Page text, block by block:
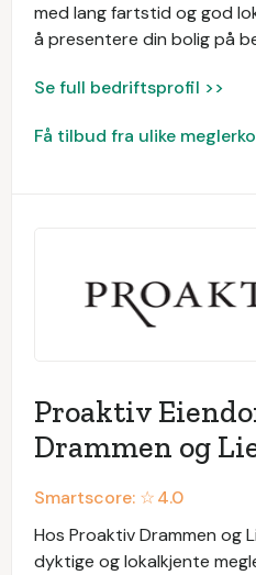
med lang fartstid og god
å presentere din bolig på
Se full bedriftsprofil >>
Få tilbud fra ulike
Proaktiv
Drammen og
Smartscore: ☆4.0
Hos Proaktiv Drammen og
dyktige og lokalkjente